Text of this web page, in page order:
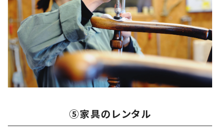
⑤家具のレンタル